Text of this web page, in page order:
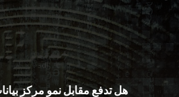
هل تدفع مقابل نمو مركز